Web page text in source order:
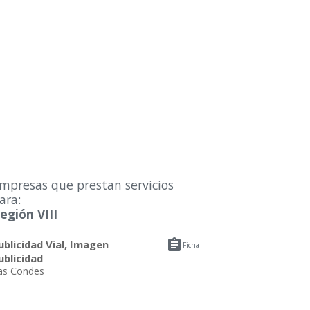
que prestan servicios
VIII
 Ficha
Vial, Imagen
Condes